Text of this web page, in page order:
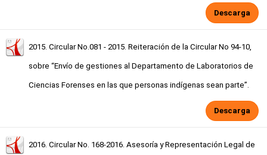
Descarga
2015. Circular No.081 - 2015. Reiteración de la Circular No 94-10,
sobre “Envío de gestiones al Departamento de Laboratorios de
Ciencias Forenses en las que personas indígenas sean parte”.
Descarga
2016. Circular No. 168-2016. Asesoría y Representación Legal de